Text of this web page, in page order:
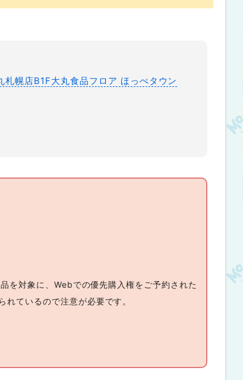
幌店B1F大丸食品フロア ほっぺタウン
を対象に、Webでの優先購入権をご予約された
ているので注意が必要です。